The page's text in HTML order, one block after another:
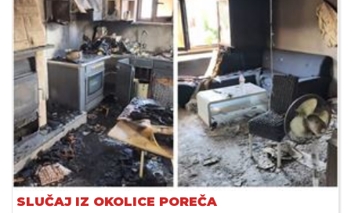
SLUČAJ IZ OKOLICE POREČA